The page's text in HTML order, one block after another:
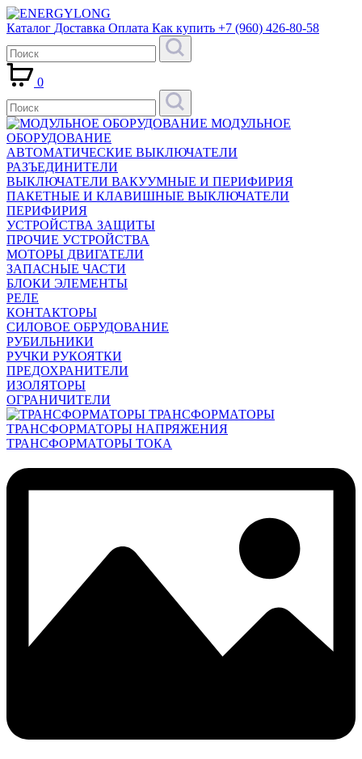
Каталог Доставка Оплата Как купить +7 (960) 426-80-58
0
МОДУЛЬНОЕ
ОБОРУДОВАНИЕ
АВТОМАТИЧЕСКИЕ ВЫКЛЮЧАТЕЛИ
РАЗЪЕДИНИТЕЛИ
ВЫКЛЮЧАТЕЛИ ВАКУУМНЫЕ И ПЕРИФИРИЯ
ПАКЕТНЫЕ И КЛАВИШНЫЕ ВЫКЛЮЧАТЕЛИ
ПЕРИФИРИЯ
УСТРОЙСТВА ЗАЩИТЫ
ПРОЧИЕ УСТРОЙСТВА
МОТОРЫ ДВИГАТЕЛИ
ЗАПАСНЫЕ ЧАСТИ
БЛОКИ ЭЛЕМЕНТЫ
РЕЛЕ
КОНТАКТОРЫ
СИЛОВОЕ ОБРУДОВАНИЕ
РУБИЛЬНИКИ
РУЧКИ РУКОЯТКИ
ПРЕДОХРАНИТЕЛИ
ИЗОЛЯТОРЫ
ОГРАНИЧИТЕЛИ
ТРАНСФОРМАТОРЫ
ТРАНСФОРМАТОРЫ НАПРЯЖЕНИЯ
ТРАНСФОРМАТОРЫ ТОКА